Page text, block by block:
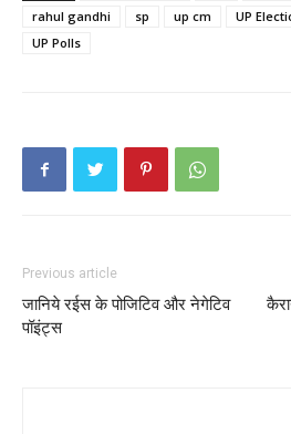
rahul gandhi
sp up cm UP
UP Polls
Previous article
जानिये रईस के पोजिटिव और नेगेटिव
पॉइंट्स